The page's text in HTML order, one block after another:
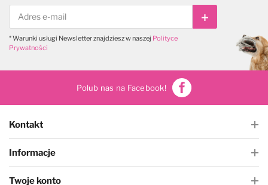
Subskrybuj
* Warunki usługi Newsletter znajdziesz w naszej Polityce
Prywatności
Polub nas na Facebook!
Kontakt
Informacje
Twoje konto